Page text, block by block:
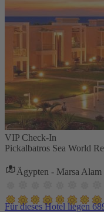
VIP Check-In
Pickalbatros Sea World
Ägypten - Marsa Alam
Für dieses Hotel liegen